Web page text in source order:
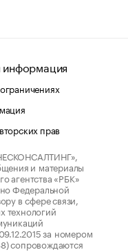
прав
и материалы
агентства «РБК»
Федеральной
в сфере связи,
технологий
за номером
сопровождаются